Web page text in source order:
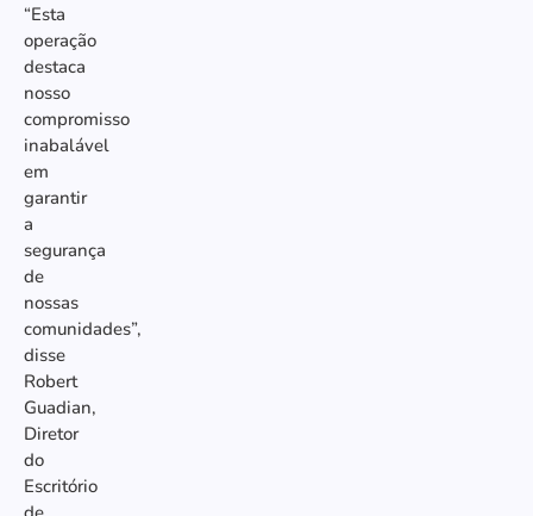
“Esta
operação
destaca
nosso
compromisso
inabalável
em
garantir
a
segurança
de
nossas
comunidades”,
disse
Robert
Guadian,
Diretor
do
Escritório